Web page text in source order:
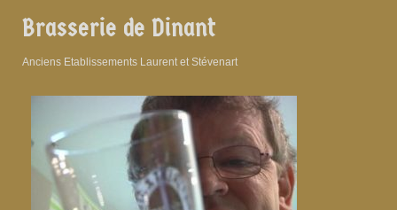
Brasserie de Dinant
Anciens Etablissements Laurent et Stévenart